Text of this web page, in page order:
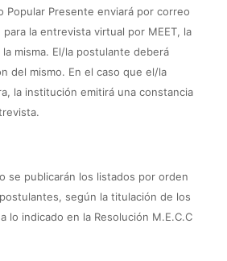
Popular Presente enviará por correo
la entrevista virtual por MEET, la
misma. El/la postulante deberá
del mismo. En el caso que el/la
la institución emitirá una constancia
se publicarán los listados por orden
según la titulación de los
lo indicado en la Resolución M.E.C.C